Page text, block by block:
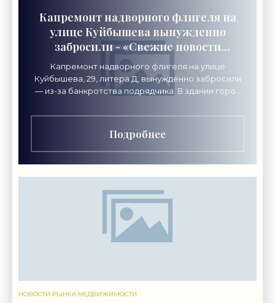
Капремонт надворного флигеля на
улице Куйбышева вынужденно
забросили - «Свежие новости
строительства»
Капремонт надворного флигеля на улице
Куйбышева, 29, литера Д, вынужденно забросили
— из-за банкротства подрядчика. В здании город
индустрий «Локон».
Подробнее
НОВОСТИ РЫНКА НЕДВИЖИМОСТИ